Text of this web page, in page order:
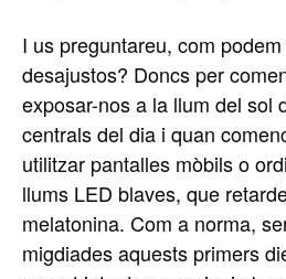
I us preguntareu, com
desajustos? Doncs per
exposar-nos a la llum del sol
centrals del dia i quan
utilitzar pantalles mòbils o
llums LED blaves, que
melatonina. Com a norma,
migdiades aquests primers